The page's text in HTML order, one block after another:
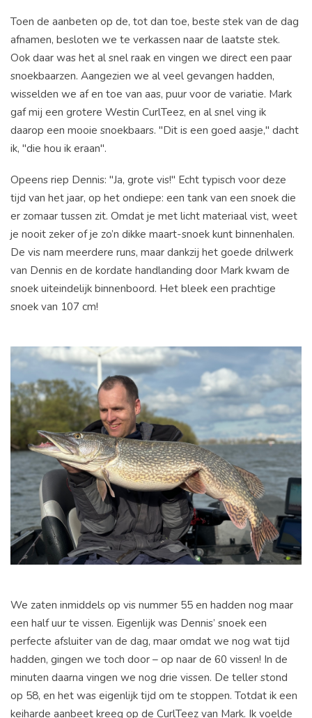
Toen de aanbeten op de, tot dan toe, beste stek van de dag
afnamen, besloten we te verkassen naar de laatste stek.
Ook daar was het al snel raak en vingen we direct een paar
snoekbaarzen. Aangezien we al veel gevangen hadden,
wisselden we af en toe van aas, puur voor de variatie. Mark
gaf mij een grotere Westin CurlTeez, en al snel ving ik
daarop een mooie snoekbaars. "Dit is een goed aasje," dacht
ik, "die hou ik eraan".
Opeens riep Dennis: "Ja, grote vis!" Echt typisch voor deze
tijd van het jaar, op het ondiepe: een tank van een snoek die
er zomaar tussen zit. Omdat je met licht materiaal vist, weet
je nooit zeker of je zo’n dikke maart-snoek kunt binnenhalen.
De vis nam meerdere runs, maar dankzij het goede drilwerk
van Dennis en de kordate handlanding door Mark kwam de
snoek uiteindelijk binnenboord. Het bleek een prachtige
snoek van 107 cm!
We zaten inmiddels op vis nummer 55 en hadden nog maar
een half uur te vissen. Eigenlijk was Dennis’ snoek een
perfecte afsluiter van de dag, maar omdat we nog wat tijd
hadden, gingen we toch door – op naar de 60 vissen! In de
minuten daarna vingen we nog drie vissen. De teller stond
op 58, en het was eigenlijk tijd om te stoppen. Totdat ik een
keiharde aanbeet kreeg op de CurlTeez van Mark. Ik voelde